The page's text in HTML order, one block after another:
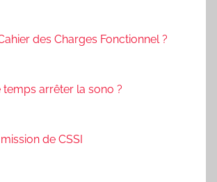
des Charges Fonctionnel ?
arrêter la sono ?
de CSSI